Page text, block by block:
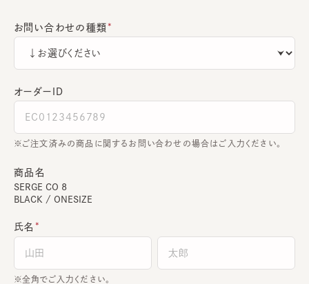
お問い合わせの種類
オーダーＩＤ
ご注文済みの商品に関するお問い合わせの場合はご入力ください。
商品名
SERGE CO 8
BLACK / ONESIZE
氏名
全角でご入力ください。